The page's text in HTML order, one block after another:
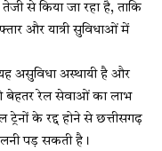
से किया जा रहा है, ताकि
और यात्री सुविधाओं में
असुविधा अस्थायी है और
बेहतर रेल सेवाओं का लाभ
के रद्द होने से छत्तीसगढ़
पड़ सकती है।